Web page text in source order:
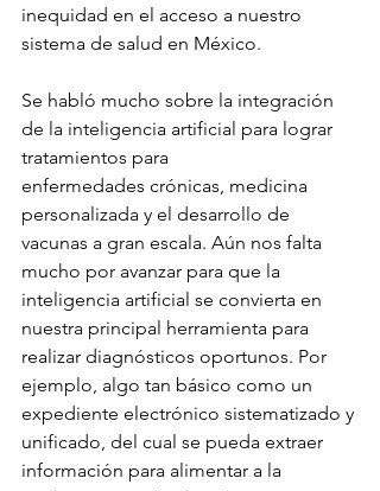
inequidad en el acceso a nuestro
sistema de salud en México.
Se habló mucho sobre la integración
de la inteligencia artificial para lograr
tratamientos para
enfermedades crónicas, medicina
personalizada y el desarrollo de
vacunas a gran escala. Aún nos falta
mucho por avanzar para que la
inteligencia artificial se convierta en
nuestra principal herramienta para
realizar diagnósticos oportunos. Por
ejemplo, algo tan básico como un
expediente electrónico sistematizado y
unificado, del cual se pueda extraer
información para alimentar a la